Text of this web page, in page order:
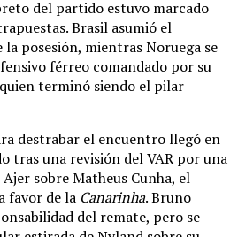
del partido estuvo marcado
Brasil asumió el
posesión, mientras Noruega se
férreo comandado por su
terminó siendo el pilar
destrabar el encuentro llegó en
tras una revisión del VAR por una
sobre Matheus Cunha, el
favor de la Canarinha.Bruno
del remate, pero se